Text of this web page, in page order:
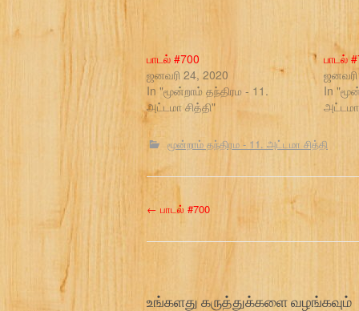
பாடல் #700
ஜனவரி 24, 2020
In "மூன்றாம் தந்திரம - 11.
அட்டமா சித்தி"
பாடல்
In
அட்டமா
மூன்றாம் தந்திரம - 11. அட்டமா சித்தி
P
o
← பாடல் #700
உங்களது கருத்துக்களை வழங்கவும்